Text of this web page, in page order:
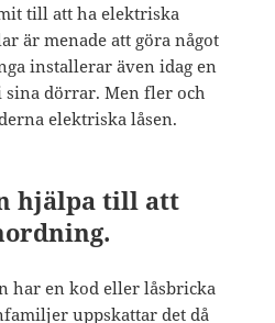
till att ha elektriska
är menade att göra något
installerar även idag en
dörrar. Men fler och
elektriska låsen.
hjälpa till att
har en kod eller låsbricka
uppskattar det då